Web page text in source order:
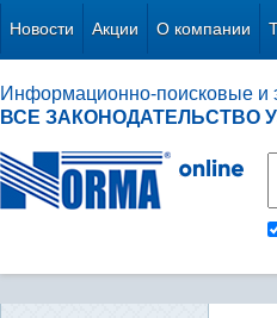
Новости Акции О компании
Информационно-поисковые и
ВСЕ ЗАКОНОДАТЕЛЬСТВО